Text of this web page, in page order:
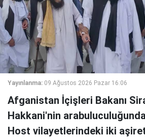
Yayınlanma: 09 Ağustos 2026 Pazar 16:06
Afganistan İçişleri Bakanı
Hakkani'nin
Host vilayetlerindeki iki